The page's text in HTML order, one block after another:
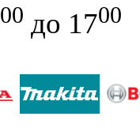
00 до 1700